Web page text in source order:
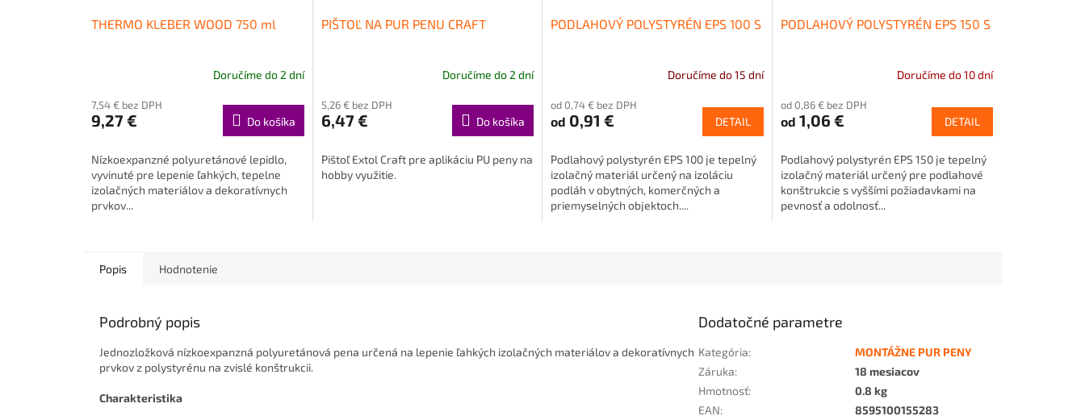
THERMO KLEBER WOOD 750 ml
Doručíme do 2 dní
7,54 € bez DPH
9,27 € Do košíka
Nízkoexpanzné polyuretánové lepidlo,
vyvinuté pre lepenie ľahkých, tepelne
izolačných materiálov a dekoratívnych
prvkov...
PIŠTOĽ NA PUR PENU CRAFT
Doručíme do 2 dní
5,26 € bez DPH
6,47 € Do košíka
Pištoľ Extol Craft pre aplikáciu PU peny na
hobby využitie.
PODLAHOVÝ POLYSTYRÉN EPS 100 S
produktu
je
z
5
hviezdičiek.
Doručíme do 15 dní
od 0,74 € bez DPH
od 0,91 € DETAIL
Podlahový polystyrén EPS 100 je tepelný
izolačný materiál určený na izoláciu
podláh v obytných, komerčných a
priemyselných objektoch....
PODLAHOVÝ POLYSTYRÉN EPS 150 S
produktu
je
z
5
hviezdičiek.
Doručíme do 10 dní
od 0,86 € bez DPH
od 1,06 € DETAIL
Podlahový polystyrén EPS 150 je tepelný
izolačný materiál určený pre podlahové
konštrukcie s vyššími požiadavkami na
pevnosť a odolnosť...
Popis Hodnotenie
Podrobný popis
Jednozložková nízkoexpanzná polyuretánová pena určená na lepenie ľahkých izolačných materiálov a dekoratívnych
prvkov z polystyrénu na zvislé konštrukcii.
Charakteristika
Dodatočné parametre
Kategória:
MONTÁŽNE PUR PENY
Záruka:
18 mesiacov
Hmotnosť:
0.8 kg
EAN:
8595100155283